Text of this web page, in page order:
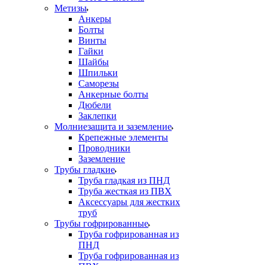
Метизы
Анкеры
Болты
Винты
Гайки
Шайбы
Шпильки
Саморезы
Анкерные болты
Дюбели
Заклепки
Молниезащита и заземление
Крепежные элементы
Проводники
Заземление
Трубы гладкие
Труба гладкая из ПНД
Труба жесткая из ПВХ
Аксессуары для жестких
труб
Трубы гофрированные
Труба гофрированная из
ПНД
Труба гофрированная из